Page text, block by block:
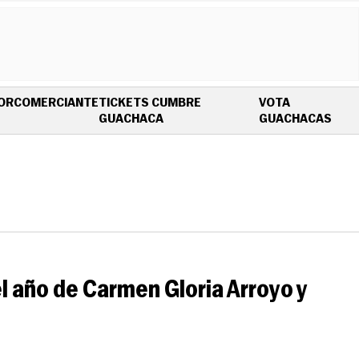
COMERCIANTETICKETS CUMBRE
GUACHACAOPENS IN NEW WINDOW
VOTA
GUACHACAS
de Carmen Gloria Arroyo y